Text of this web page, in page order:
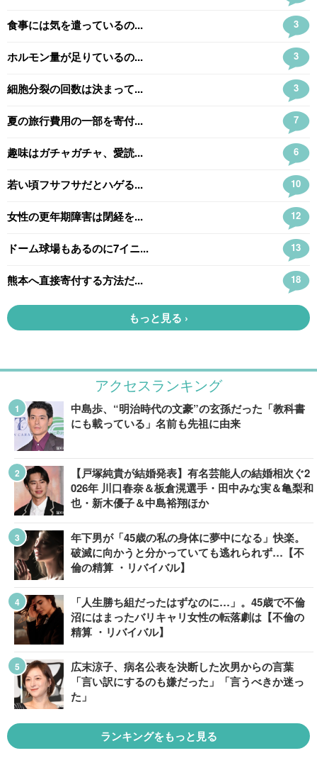
アクセスランキング
中島歩、“明治時代の文豪”の玄孫だった「教科書
にも載っている」名前も先祖に由来
【戸塚純貴が結婚発表】有名芸能人の結婚相次ぐ2
026年 川口春奈＆板倉滉選手・田中みな実＆亀梨和
也・新木優子＆中島裕翔ほか
年下男が「45歳の私の身体に夢中になる」快楽。
破滅に向かうと分かっていても逃れられず…【不
倫の精算 ・リバイバル】
「人生勝ち組だったはずなのに…」。45歳で不倫
沼にはまったバリキャリ女性の転落劇は【不倫の
精算 ・リバイバル】
広末涼子、病名公表を決断した次男からの言葉
「言い訳にするのも嫌だった」「言うべきか迷っ
た」
ランキングをもっと見る